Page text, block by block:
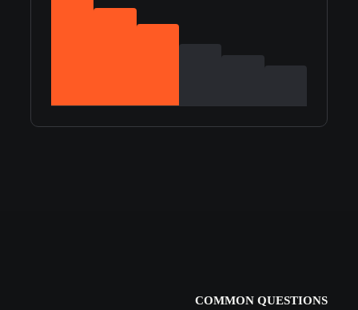
COMMON QUESTIONS